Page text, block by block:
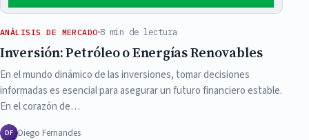
ANÁLISIS DE MERCADO 8 min de lectura
Inversión: Petróleo o Energías Renovables
En el mundo dinámico de las inversiones, tomar decisiones
informadas es esencial para asegurar un futuro financiero estable.
En el corazón de…
DF Diego Fernandes